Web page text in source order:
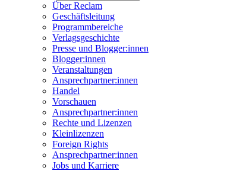
Über Reclam
Geschäftsleitung
Programmbereiche
Verlagsgeschichte
Presse und Blogger:innen
Blogger:innen
Veranstaltungen
Ansprechpartner:innen
Handel
Vorschauen
Ansprechpartner:innen
Rechte und Lizenzen
Kleinlizenzen
Foreign Rights
Ansprechpartner:innen
Jobs und Karriere